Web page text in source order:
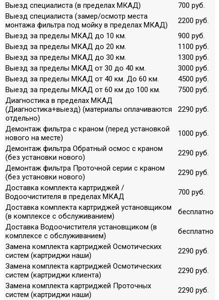
Выезд специалиста (в пределах МКАД)
700 руб.
Выезд специалиста (замер/осмотр места
монтажа фильтра под мойку в пределах МКАД)
2200 руб.
Выезд за пределы МКАД до 10 км.
900 руб.
Выезд за пределы МКАД до 20 км.
1100 руб.
Выезд за пределы МКАД до 30 км.
1300 руб.
Выезд за пределы МКАД от 30 до 40 км.
3000 руб.
Выезд за пределы МКАД от 40 км. До 60 км.
4500 руб.
Выезд за пределы МКАД от 60 км до 100 км.
7500 руб.
Диагностика в пределах МКАД
(Диагностика+выезд) (материалы оплачиваются
отдельно)
2290 руб.
Демонтаж фильтра с краном (перед установкой
нового на месте)
1000 руб.
Демонтаж фильтра Обратный осмос с краном
(без установки нового)
2290 руб.
Демонтаж фильтра Проточной серии с краном
(без установки нового)
2290 руб.
Доставка комплекта картриджей /
Водоочистителя в пределах МКАД
700 руб.
Доставка комплекта картриджей установщиком
(в комплексе с обслуживанием)
бесплатно
Доставка Водоочистителя установщиком (в
комплексе с обслуживанием)
бесплатно
Замена комплекта картриджей Осмотических
систем (картриджи наши)
2290 руб.
Замена комплекта картриджей Осмотических
систем (картриджи клиента)
2290 руб.
Замена комплекта картриджей Проточных
систем (картриджи наши)
2290 руб.